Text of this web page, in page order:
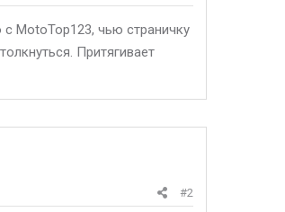
MotoTop123, чью страничку
Притягивает
#2